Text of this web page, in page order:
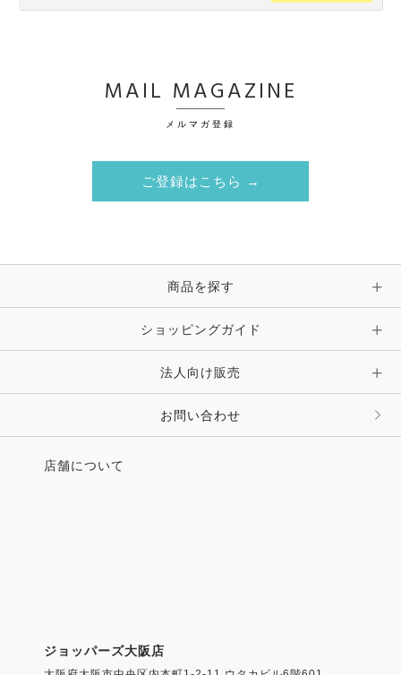
MAIL MAGAZINE
メルマガ登録
ご登録はこちら →
商品を探す
ショッピングガイド
法人向け販売
お問い合わせ
店舗について
ジョッパーズ大阪店